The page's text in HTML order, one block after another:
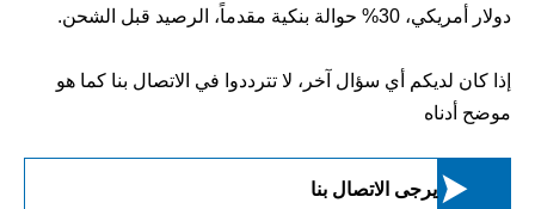
دولار أمريكي، 30% حوالة بنكية مقدماً، الرصيد قبل الشحن.
إذا كان لديكم أي سؤال آخر، لا تترددوا في الاتصال بنا كما هو
موضح أدناه
يرجى الاتصال بنا